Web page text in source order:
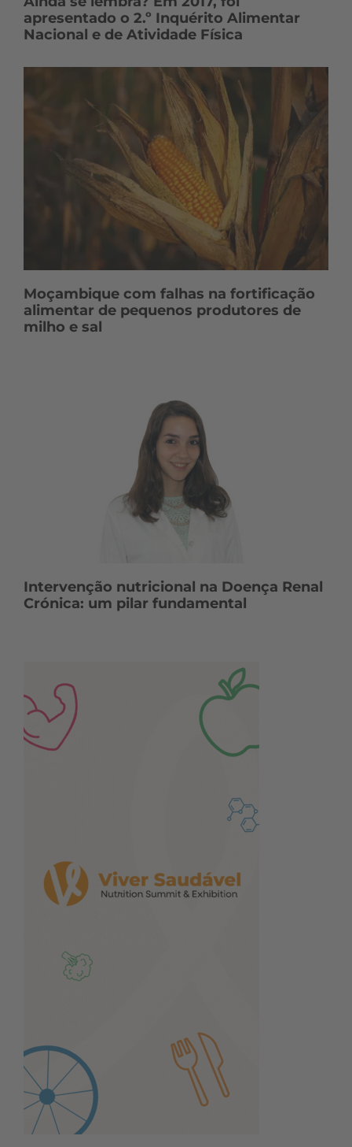
apresentado o 2.º Inquérito Alimentar
Nacional e de Atividade Física
Moçambique com falhas na fortificação
alimentar de pequenos produtores de
milho e sal
Intervenção nutricional na Doença Renal
Crónica: um pilar fundamental